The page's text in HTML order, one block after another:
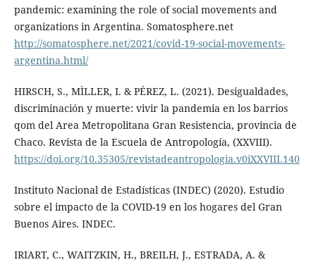
pandemic: examining the role of social movements and
organizations in Argentina. Somatosphere.net
http://somatosphere.net/2021/covid-19-social-movements-
argentina.html/
HIRSCH, S., MÌLLER, I. & PÉREZ, L. (2021). Desigualdades,
discriminación y muerte: vivir la pandemia en los barrios
qom del Area Metropolitana Gran Resistencia, provincia de
Chaco. Revista de la Escuela de Antropología, (XXVIII).
https://doi.org/10.35305/revistadeantropologia.v0iXXVIII.140
Instituto Nacional de Estadísticas (INDEC) (2020). Estudio
sobre el impacto de la COVID-19 en los hogares del Gran
Buenos Aires. INDEC.
IRIART, C., WAITZKIN, H., BREILH, J., ESTRADA, A. &